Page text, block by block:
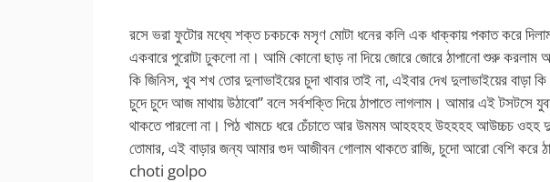
রসে ভরা ফুটোর মধ্যে শক্ত চকচকে মসৃণ মোটা ধনের কলি এক ধাক্কায় পকাত করে
একবারে পুরোটা ঢুকলো না। আমি কোনো ছাড় না দিয়ে জোরে জোরে ঠাপানো শুরু করলাম
কি জিনিস, খুব শখ তোর দুলাভাইয়ের চুদা খাবার তাই না, এইবার দেখ দুলাভাইয়ের বাড়া
চুদে চুদে আজ মাথায় উঠাবো” বলে সর্বশক্তি দিয়ে ঠাপাতে লাগলাম। আমার এই টসটসে
থাকতে পারলো না। পিঠ খামচে ধরে চেঁচাতে আর উমমম আহহহহ উহহহহ আউচ্চচ ওহহ
তোমার, এই বাড়ার জন্য আমার গুদ আজীবন গোলাম থাকতে রাজি, চুদো আরো বেশি
choti golpo